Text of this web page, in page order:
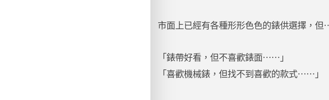
市面上已經有各種形形色色的錶供選擇，
「錶帶好看，但不喜歡錶面⋯⋯」
「喜歡機械錶，但找不到喜歡的款式⋯⋯」